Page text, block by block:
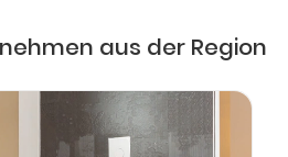
aus der Region